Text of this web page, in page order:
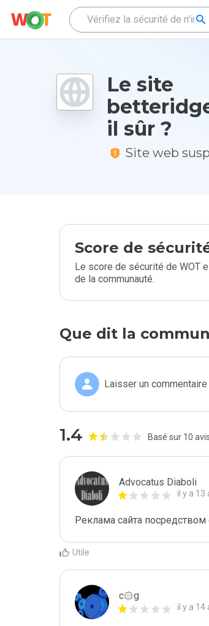
Le site
il sûr ?
Site web
Score de
Le score de sécurité de WOT
de la communauté.
Que dit la
Laisser un commentaire
1.4 Basé sur 10 avis
Advocatus Diaboli
il y a 13
Реклама сайта
Utile
c۞g
il y a 14